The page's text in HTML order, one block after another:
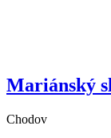
Mariánský
Chodov